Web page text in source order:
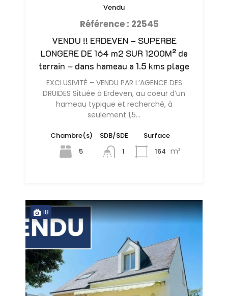
VENDU !! ERDEVEN – SUPERBE
LONGERE DE 164 m2 SUR 1200M² de
terrain – dans hameau a 1.5 kms plage
EXCLUSIVITÉ – VENDU PAR L’AGENCE DES
DRUIDES Située à Erdeven, au coeur d’un
hameau typique et recherché, à
seulement 1,5…
Chambre(s)
5
SDB/SDE
1
Surface
164 m²
Vendu
Référence : 22545
18